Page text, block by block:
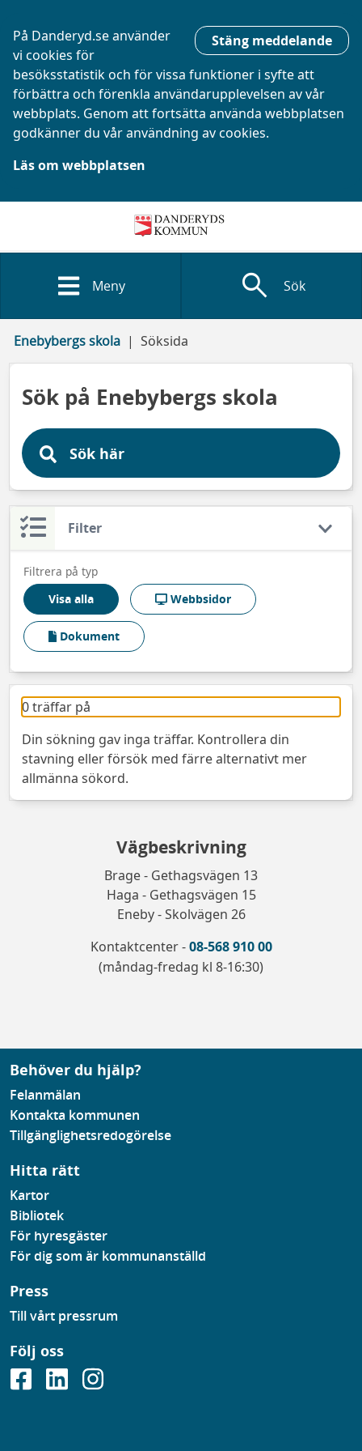
Stäng meddelande
På Danderyd.se använder
vi cookies för
besöksstatistik och för vissa funktioner i syfte att
förbättra och förenkla användarupplevelsen av vår
webbplats. Genom att fortsätta använda webbplatsen
godkänner du vår användning av cookies.
Läs om webbplatsen
Meny search Sök
Enebybergs skola Söksida
Sök på Enebybergs skola
Filter
Filtrera på typ
Visa alla
Webbsidor
Dokument
0 träffar på
Din sökning gav inga träffar. Kontrollera din
stavning eller försök med färre alternativt mer
allmänna sökord.
Vägbeskrivning
Brage - Gethagsvägen 13
Haga - Gethagsvägen 15
Eneby - Skolvägen 26
Kontaktcenter -08-568 910 00
(måndag-fredag kl 8-16:30)
Behöver du hjälp?
Felanmälan
Kontakta kommunen
Tillgänglighetsredogörelse
Hitta rätt
Kartor
Bibliotek
För hyresgäster
För dig som är kommunanställd
Press
Till vårt pressrum
Följ oss